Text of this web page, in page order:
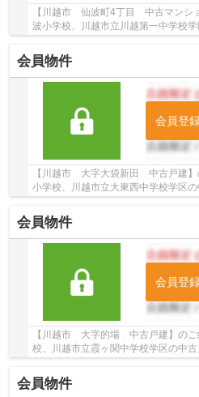
【川越市 仙波町4丁目 中古マンシ
波小学校、川越市立川越第一中学校
線・川越線沿線のマンション♪川越駅
会員物件
会員登
【川越市 大字大袋新田 中古戸建
小学校、川越市立大東西中学校学区
中古戸建♪南大塚駅徒歩13分の中古戸
会員物件
会員登
【川越市 大字的場 中古戸建】の
校、川越市立霞ヶ関中学校学区の中
♪的場駅徒歩13分の中古戸建です。 お
会員物件